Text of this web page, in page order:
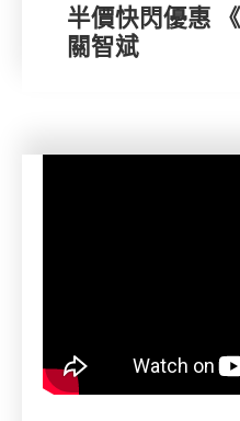
半價快閃優惠
關智斌